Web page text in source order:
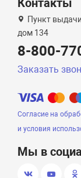
Контакты
Пункт
дом 134
8-800-
Заказать
Согласие на
и условия
Мы в